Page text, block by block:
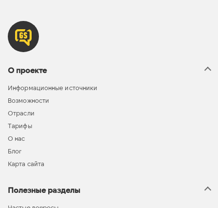
О проекте
Информационные источники
Возможности
Отрасли
Тарифы
О нас
Блог
Карта сайта
Полезные разделы